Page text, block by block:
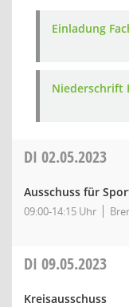
Einladung
Niederschrift
DI 02.05.2023
Ausschuss für
09:00-14:15 Uhr
DI 09.05.2023
Kreisausschuss